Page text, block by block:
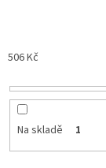
506Kč
Na skladě 1